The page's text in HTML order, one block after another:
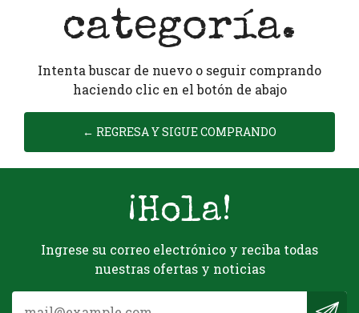
categoría.
Intenta buscar de nuevo o seguir comprando
haciendo clic en el botón de abajo
← REGRESA Y SIGUE COMPRANDO
¡Hola!
Ingrese su correo electrónico y reciba todas
nuestras ofertas y noticias